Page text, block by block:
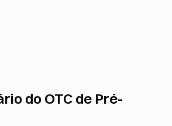
do OTC de Pré-